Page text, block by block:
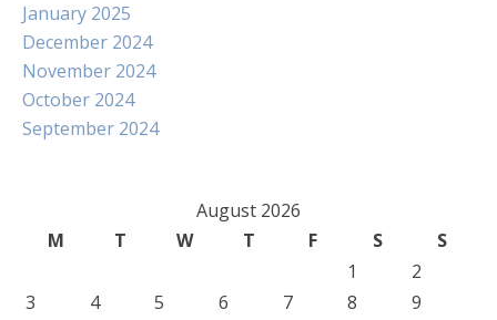
January 2025
December 2024
November 2024
October 2024
September 2024
August 2026
M
T W T F S
S
1
2
3
4 5 6 7 8
9